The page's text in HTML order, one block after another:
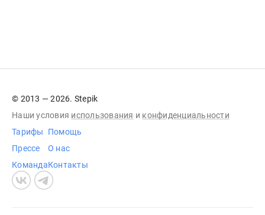
© 2013 — 2026. Stepik
Наши условия использования и конфиденциальности
Тарифы
Прессе
Команда
Помощь
О нас
Контакты